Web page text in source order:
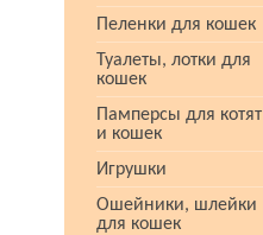
Пеленки для кошек
Туалеты, лотки для
кошек
Памперсы для котят
и кошек
Игрушки
Ошейники, шлейки
для кошек